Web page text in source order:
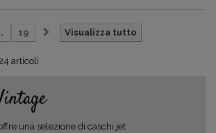
Visualizza tutto
19
articoli
una selezione di caschi jet